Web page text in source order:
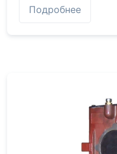
Подробнее